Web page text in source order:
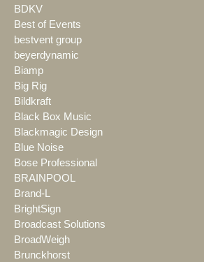
BDKV
Best of Events
bestvent group
beyerdynamic
Biamp
Big Rig
Bildkraft
Black Box Music
Blackmagic Design
Blue Noise
Bose Professional
BRAINPOOL
Brand-L
BrightSign
Broadcast Solutions
BroadWeigh
Brunckhorst